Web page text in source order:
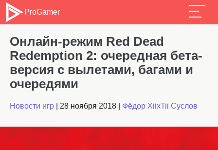
ProGamer
Онлайн-режим Red Dead
Redemption 2: очередная бета-
версия с вылетами, багами и
очередями
Новости игр 28 ноября 2018 Фёдор XiixTii Суслов